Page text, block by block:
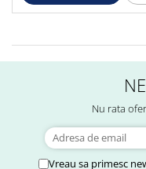
Nu rata
Vreau sa primesc